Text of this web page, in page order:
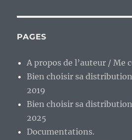
PAGES
A propos de l’auteur / Me
Bien choisir sa
2019
Bien choisir sa
2025
Documentations.